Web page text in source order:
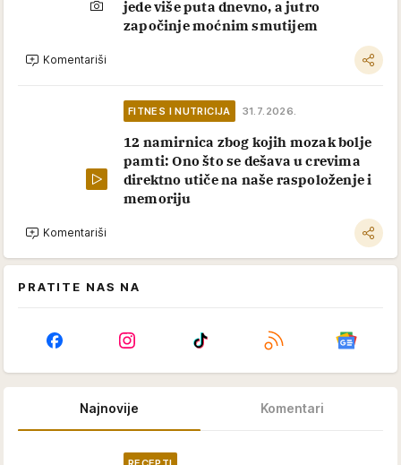
jede više puta dnevno, a jutro
započinje moćnim smutijem
Komentariši
FITNES I NUTRICIJA 31.7.2026.
12 namirnica zbog kojih mozak bolje
pamti: Ono što se dešava u crevima
direktno utiče na naše raspoloženje i
memoriju
Komentariši
PRATITE NAS NA
Najnovije Komentari